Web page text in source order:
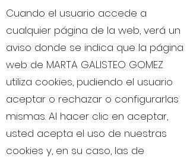
Cuando el usuario accede a
cualquier página de la web, verá un
aviso donde se indica que la página
web de MARTA GALISTEO GOMEZ
utiliza cookies, pudiendo el usuario
aceptar o rechazar o configurarlas
mismas. Al hacer clic en aceptar,
usted acepta el uso de nuestras
cookies y, en su caso, las de